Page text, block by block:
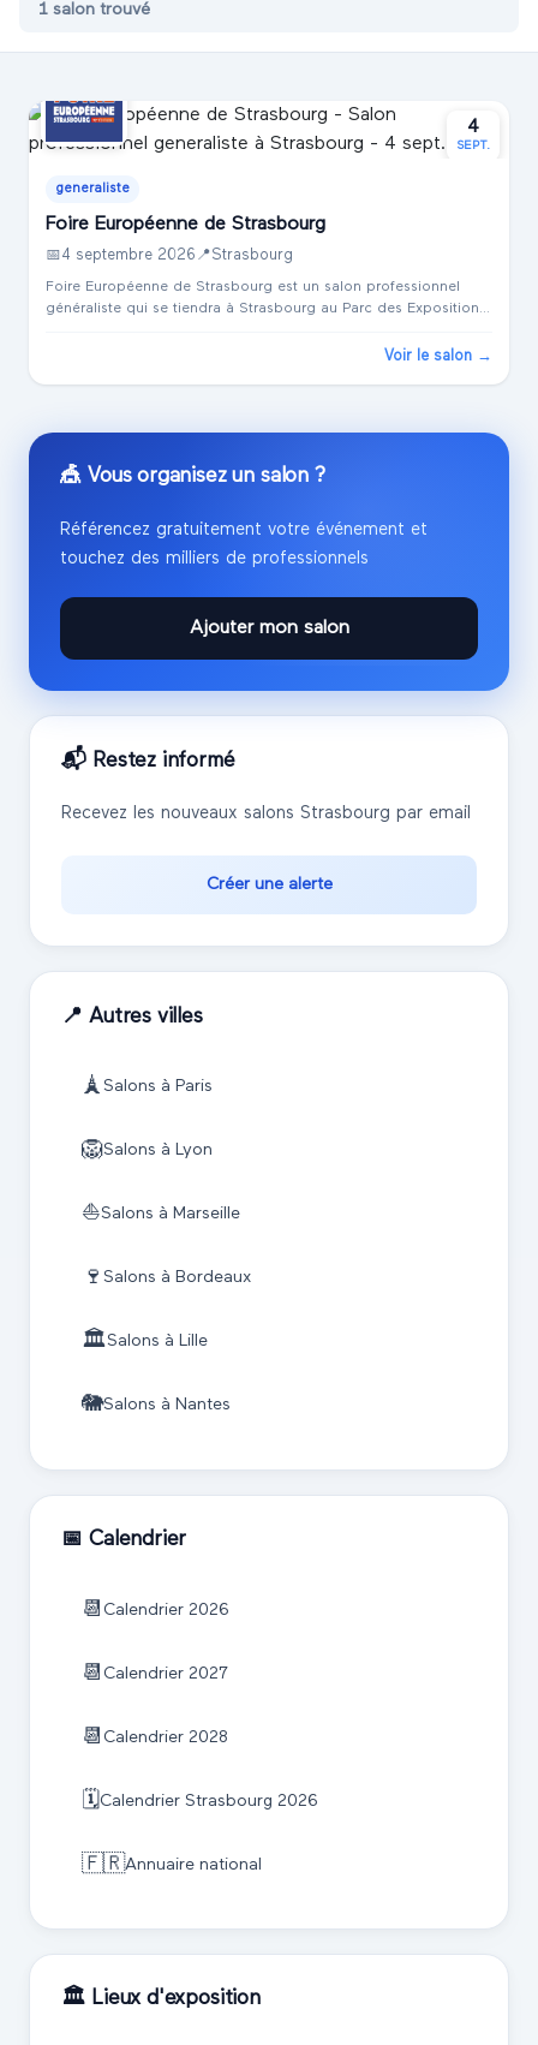
1 salon trouvé
4
SEPT.
generaliste
Foire Européenne de Strasbourg
📅4 septembre 2026 📍Strasbourg
Foire Européenne de Strasbourg est un salon professionnel
généraliste qui se tiendra à Strasbourg au Parc des Expositions.
Voir le salon →
🎪 Vous organisez un salon ?
Référencez gratuitement votre événement et
touchez des milliers de professionnels
Ajouter mon salon
📬 Restez informé
Recevez les nouveaux salons Strasbourg par email
Créer une alerte
📍 Autres villes
🗼 Salons à Paris
🦁Salons à Lyon
⛵Salons à Marseille
🍷 Salons à Bordeaux
🏛️Salons à Lille
🐘Salons à Nantes
📅 Calendrier
📆 Calendrier 2026
📆 Calendrier 2027
📆 Calendrier 2028
🗓️Calendrier Strasbourg 2026
🇫🇷Annuaire national
🏛️ Lieux d'exposition